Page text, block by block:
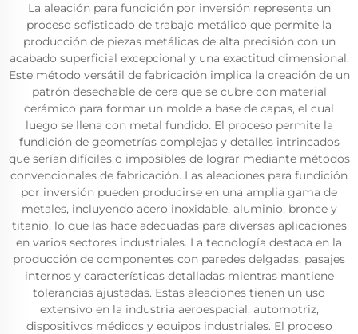
La aleación para fundición por inversión representa un
proceso sofisticado de trabajo metálico que permite la
producción de piezas metálicas de alta precisión con un
acabado superficial excepcional y una exactitud dimensional.
Este método versátil de fabricación implica la creación de un
patrón desechable de cera que se cubre con material
cerámico para formar un molde a base de capas, el cual
luego se llena con metal fundido. El proceso permite la
fundición de geometrías complejas y detalles intrincados
que serían difíciles o imposibles de lograr mediante métodos
convencionales de fabricación. Las aleaciones para fundición
por inversión pueden producirse en una amplia gama de
metales, incluyendo acero inoxidable, aluminio, bronce y
titanio, lo que las hace adecuadas para diversas aplicaciones
en varios sectores industriales. La tecnología destaca en la
producción de componentes con paredes delgadas, pasajes
internos y características detalladas mientras mantiene
tolerancias ajustadas. Estas aleaciones tienen un uso
extensivo en la industria aeroespacial, automotriz,
dispositivos médicos y equipos industriales. El proceso